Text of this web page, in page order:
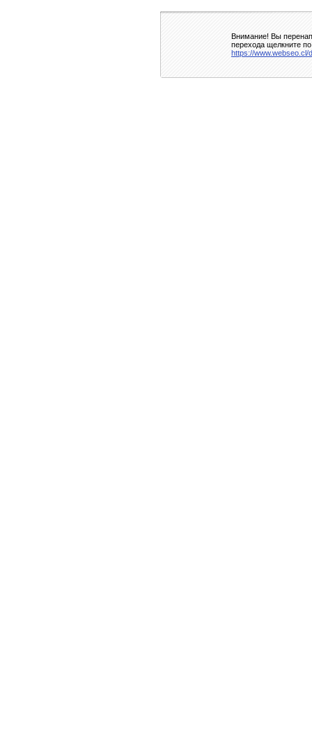
Внимание! Вы
перехода щелкните
https://www.webseo.cl/